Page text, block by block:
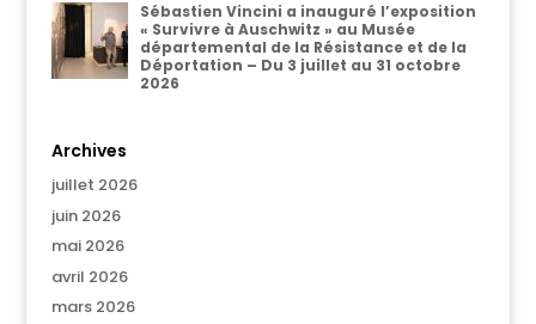
Sébastien Vincini a inauguré l’exposition
« Survivre à Auschwitz » au Musée
départemental de la Résistance et de la
Déportation – Du 3 juillet au 31 octobre
2026
Archives
juillet 2026
juin 2026
mai 2026
avril 2026
mars 2026